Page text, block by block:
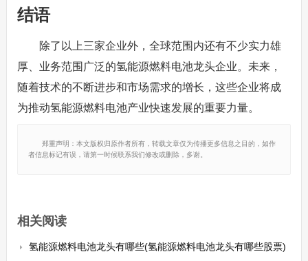
结语
除了以上三家企业外，全球范围内还有不少实力雄
厚、业务范围广泛的氢能源燃料电池龙头企业。未来，
随着技术的不断进步和市场需求的增长，这些企业将成
为推动氢能源燃料电池产业快速发展的重要力量。
郑重声明：本文版权归原作者所有，转载文章仅为传播更多信息之目的，如作
者信息标记有误，请第一时候联系我们修改或删除，多谢。
相关阅读
氢能源燃料电池龙头有哪些(氢能源燃料电池龙头有哪些股票)